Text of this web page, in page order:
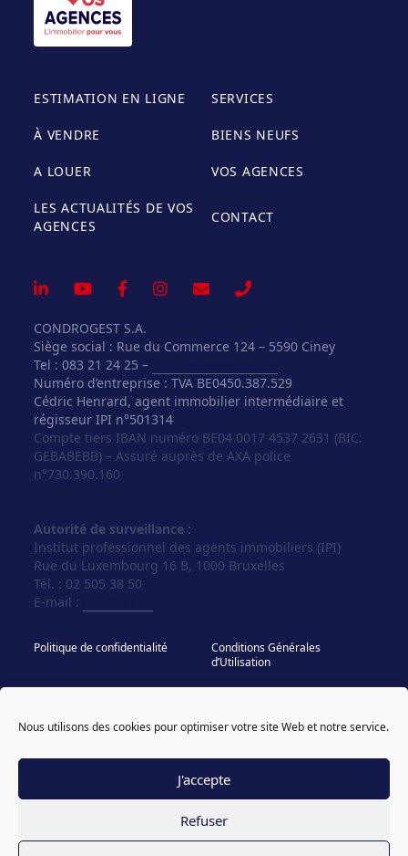
Nous utilisons des cookies pour optimiser votre site Web et notre service.
J'accepte
Refuser
ESTIMATION EN LIGNE SERVICES
À VENDRE BIENS NEUFS
A LOUER VOS AGENCES
LES ACTUALITÉS DE VOS
AGENCES
CONTACT
CONDROGEST S.A.
Siège social : Rue du Commerce 124 – 5590 Ciney
Tel : 083 21 24 25 –
Numéro d’entreprise : TVA BE0450.387.529
Cédric Henrard, agent immobilier intermédiaire et
régisseur IPI n°501314
Compte tiers IBAN numéro BE04 0017 4537 2631 (BIC:
GEBABEBB) – Assuré auprès de AXA police
n°730.390.160
Autorité de surveillance :
Institut professionnel des agents immobiliers (IPI)
Rue du Luxembourg 16 B, 1000 Bruxelles
Tél. : 02 505 38 50
E-mail :
Politique de confidentialité
Conditions Générales
d’Utilisation
© Vos Agences 2026
designed & coded by
powered by sweepbright